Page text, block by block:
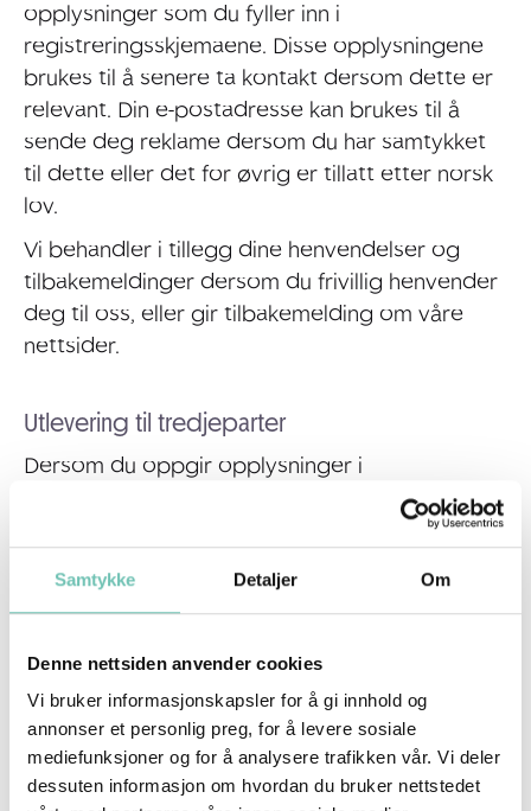
Samtykke Detaljer Om
Denne nettsiden anvender cookies
Vi bruker informasjonskapsler for å gi innhold og
annonser et personlig preg, for å levere sosiale
mediefunksjoner og for å analysere trafikken vår. Vi deler
dessuten informasjon om hvordan du bruker nettstedet
opplysninger som du fyller inn i
registreringsskjemaene. Disse opplysningene
brukes til å senere ta kontakt dersom dette er
relevant. Din e-postadresse kan brukes til å
sende deg reklame dersom du har samtykket
til dette eller det for øvrig er tillatt etter norsk
lov.
Vi behandler i tillegg dine henvendelser og
tilbakemeldinger dersom du frivillig henvender
deg til oss, eller gir tilbakemelding om våre
nettsider.
Utlevering til tredjeparter
Dersom du oppgir opplysninger i
kontaktskjema blir disse ikke utlevert til
Hvordan oppbevarer vi opplysningene?
data går tapt eller at uvedkommende får
tilgang til data. Herunder oppbevarer vi
opplysningene kryptert der det er nødvendig.